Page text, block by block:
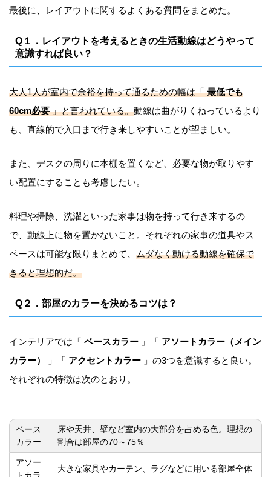
最後に、レイアウトに関するよくある質問をまとめた。
Q１．レイアウトを考えるときの生活動線はどうやって
意識すれば良い？
大人1人が室内で余裕を持って通るための幅は「最低でも
60cm必要」と言われている。動線は曲がりくねっているより
も、直線的で入口まで行き来しやすいことが望ましい。
また、デスクの周りに本棚を置くなど、必要な物が取りやす
い配置にすることも考慮したい。
料理や掃除、洗濯といった家事は物を持って行き来するの
で、動線上に物を置かないこと。それぞれの家事の道具やス
ペースは可能な限りまとめて、 ムダなく動ける動線を確保で
きると理想的だ。
Q２． 部屋のカラーを決めるコツは？
インテリアでは「 ベースカラー 」「 アソートカラー（メイン
カラー）
」「 アクセントカラー 」の3つを意識すると良い。
それぞれの特徴は次のとおり。
ベース
カラー
床や天井、壁など室内の大部分を占める色。理想の
割合は部屋の70～75％
アソー
トカラ
大きな家具やカーテン、ラグなどに用いる部屋全体